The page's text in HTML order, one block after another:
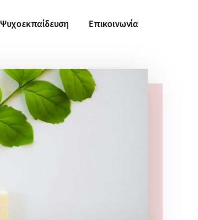
Ψυχοεκπαίδευση Επικοινωνία